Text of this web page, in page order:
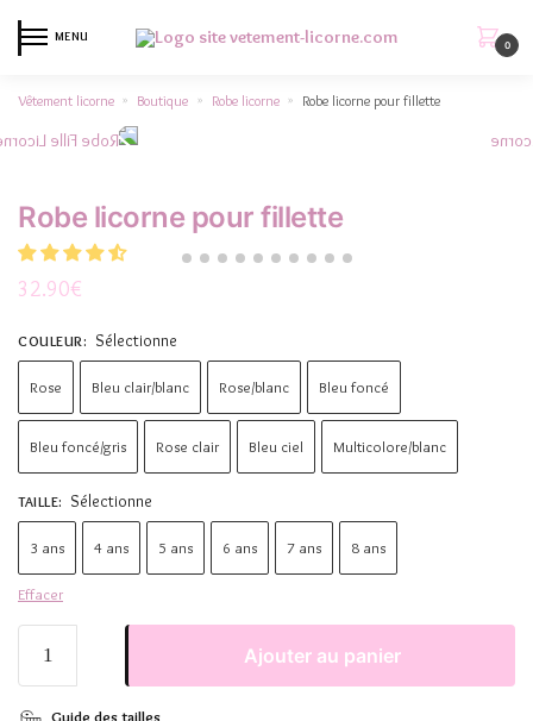
MENU
0
Vêtement licorne » Boutique » Robe licorne » Robe licorne pour fillette
Robe licorne pour fillette
32.90€
COULEUR: Sélectionne
Rose Bleu clair/blanc Rose/blanc Bleu foncé
Bleu foncé/gris Rose clair Bleu ciel Multicolore/blanc
TAILLE: Sélectionne
3 ans 4 ans 5 ans 6 ans 7 ans 8 ans
Effacer
Ajouter au panier
Guide des tailles